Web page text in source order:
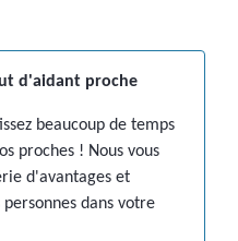
d'aidant proche
beaucoup de temps
proches ! Nous vous
d'avantages et
dans votre